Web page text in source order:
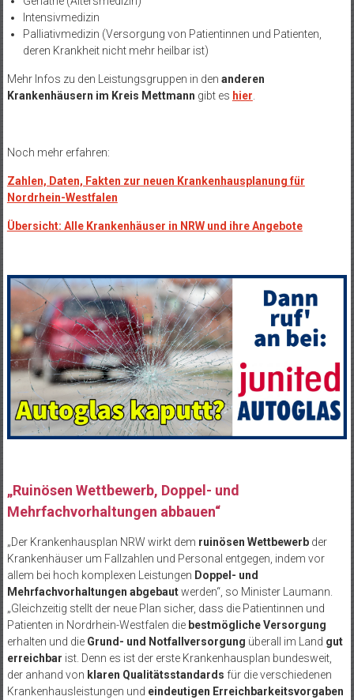
Intensivmedizin
Palliativmedizin (Versorgung von Patientinnen und Patienten,
deren Krankheit nicht mehr heilbar ist)
Mehr Infos zu den Leistungsgruppen in den anderen
Krankenhäusern im Kreis Mettmann gibt es hier
Noch mehr erfahren:
Zahlen, Daten, Fakten zur neuen Krankenhausplanung für
Nordrhein-Westfalen
Übersicht: Alle Krankenhäuser in NRW und ihre Angebote
„Ruinösen Wettbewerb, Doppel- und
Mehrfachvorhaltungen abbauen“
„Der Krankenhausplan NRW wirkt dem ruinösen Wettbewerbder
Krankenhäuser um Fallzahlen und Personal entgegen, indem vor
allem bei hoch komplexen Leistungen Doppel- und
Mehrfachvorhaltungen abgebautwerden“, so Minister Laumann.
„Gleichzeitig stellt der neue Plan sicher, dass die Patientinnen und
Patienten in Nordrhein-Westfalen die bestmögliche Versorgung
erhalten und die Grund- und Notfallversorgung überall im Land gut
erreichbar ist. Denn es ist der erste Krankenhausplan bundesweit,
der anhand von klaren Qualitätsstandards für die verschiedenen
Krankenhausleistungen und eindeutigen Erreichbarkeitsvorgaben